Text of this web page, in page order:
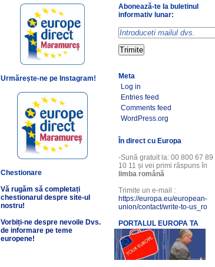
Urmărește-ne pe Instagram!
Chestionare
Vă rugăm să completați
chestionarul despre site-ul
nostru!
Vorbiți-ne despre nevoile Dvs.
de informare pe teme
europene!
Abonează-te la buletinul
informativ lunar:
Meta
Log in
Entries feed
Comments feed
WordPress.org
În direct cu Europa
-Sună gratuit la: 00 800 67 89
10 11 și vei primi răspuns în
limba română
Trimite un e-mail :
https://europa.eu/european-
union/contact/write-to-us_ro
PORTALUL EUROPA TA